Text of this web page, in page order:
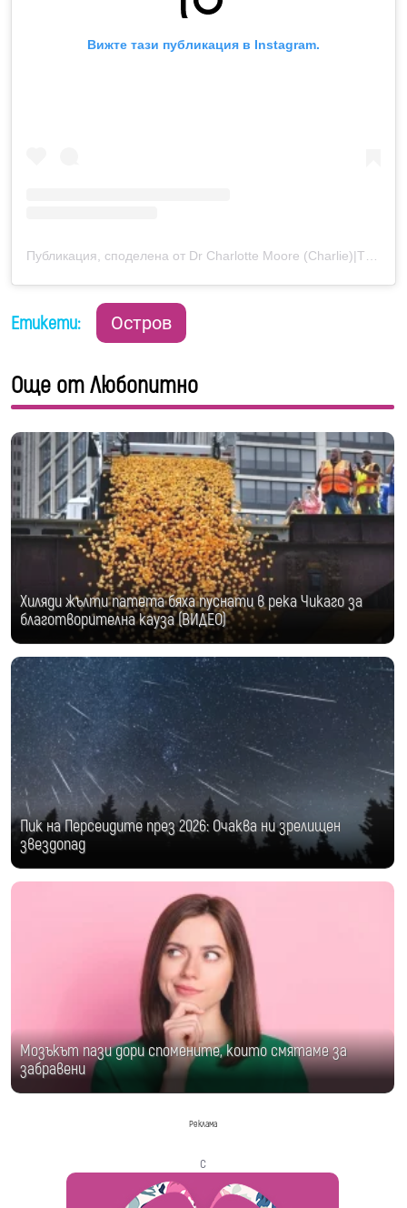
Вижте тази публикация в Instagram.
Етикети: Остров
Още от Любопитно
Хиляди жълти патета бяха пуснати в река Чикаго за
благотворителна кауза (ВИДЕО)
Пик на Персеидите през 2026: Очаква ни зрелищен
звездопад
Мозъкът пази дори спомените, които смятаме за
забравени
Реклама
с